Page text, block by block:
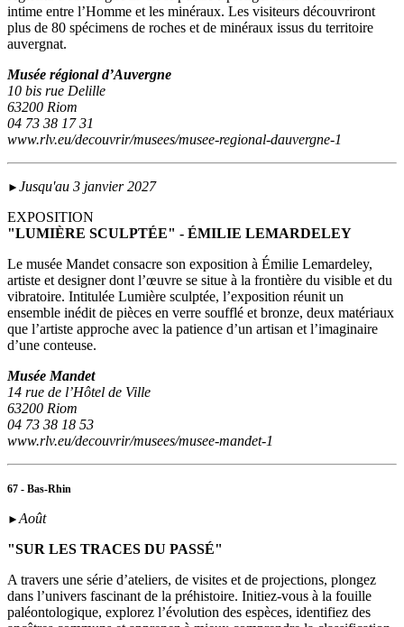
intime entre l’Homme et les minéraux. Les visiteurs découvriront
plus de 80 spécimens de roches et de minéraux issus du territoire
auvergnat.
Musée régional d’Auvergne
10 bis rue Delille
63200 Riom
04 73 38 17 31
www.rlv.eu/decouvrir/musees/musee-regional-dauvergne-1
► Jusqu'au 3 janvier 2027
EXPOSITION
"LUMIÈRE SCULPTÉE" - ÉMILIE LEMARDELEY
Le musée Mandet consacre son exposition à Émilie Lemardeley,
artiste et designer dont l’œuvre se situe à la frontière du visible et du
vibratoire. Intitulée Lumière sculptée, l’exposition réunit un
ensemble inédit de pièces en verre soufflé et bronze, deux matériaux
que l’artiste approche avec la patience d’un artisan et l’imaginaire
d’une conteuse.
Musée Mandet
14 rue de l’Hôtel de Ville
63200 Riom
04 73 38 18 53
www.rlv.eu/decouvrir/musees/musee-mandet-1
67 - Bas-Rhin
►Août
"SUR LES TRACES DU PASSÉ"
A travers une série d’ateliers, de visites et de projections, plongez
dans l’univers fascinant de la préhistoire. Initiez-vous à la fouille
paléontologique, explorez l’évolution des espèces, identifiez des